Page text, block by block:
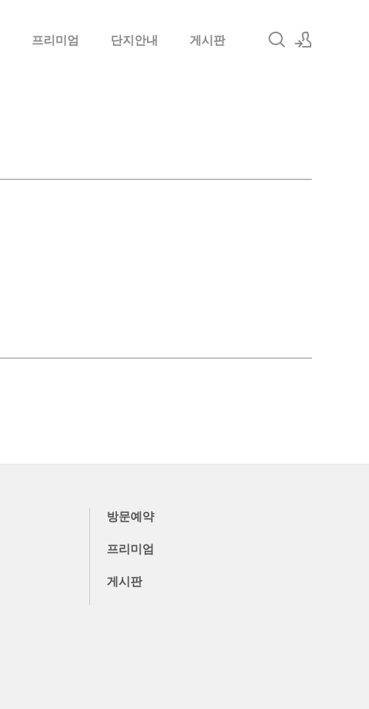
프리미엄 단지안내 게시판
방문예약
프리미엄
게시판